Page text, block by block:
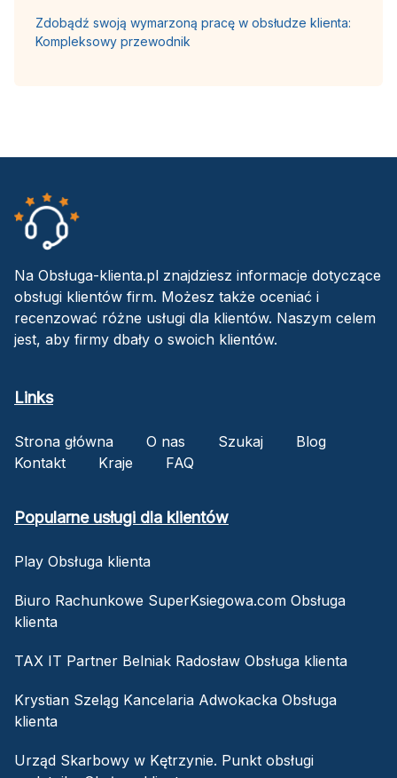
Zdobądź swoją wymarzoną pracę w obsłudze klienta:
Kompleksowy przewodnik
Na Obsługa-klienta.pl znajdziesz informacje dotyczące
obsługi klientów firm. Możesz także oceniać i
recenzować różne usługi dla klientów. Naszym celem
jest, aby firmy dbały o swoich klientów.
Links
Strona główna O nas Szukaj
Blog
Kontakt
Kraje FAQ
Popularne usługi dla klientów
Play Obsługa klienta
Biuro Rachunkowe SuperKsiegowa.com Obsługa
klienta
TAX IT Partner Belniak Radosław Obsługa klienta
Krystian Szeląg Kancelaria Adwokacka Obsługa
klienta
Urząd Skarbowy w Kętrzynie. Punkt obsługi